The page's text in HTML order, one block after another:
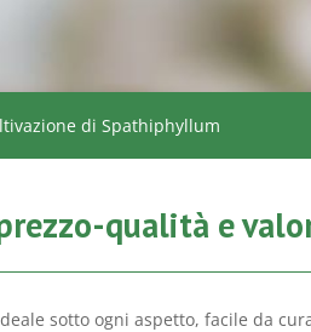
di Spathiphyllum
qualità e
sotto ogni aspetto, facile da